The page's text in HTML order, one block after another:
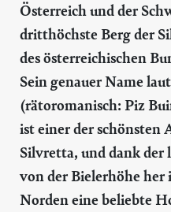
Österreich und der
dritthöchste Berg der
des österreichischen
Sein genauer Name
(rätoromanisch: Piz
ist einer der schönsten
Silvretta, und dank
von der Bielerhöhe her
Norden eine beliebte